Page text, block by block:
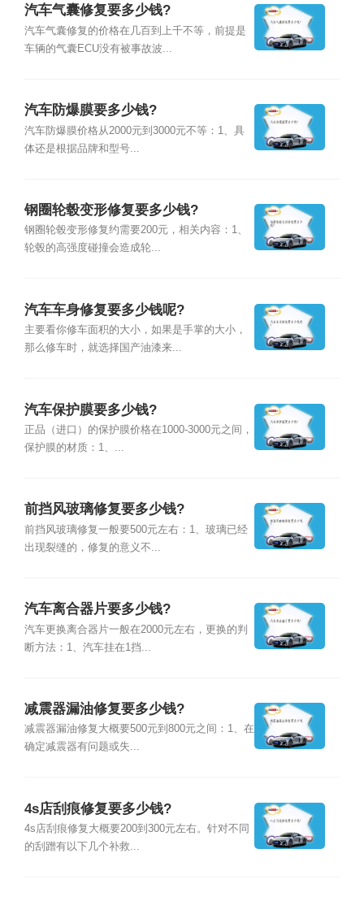
汽车气囊修复要多少钱?
汽车气囊修复的价格在几百到上千不等，前提是
车辆的气囊ECU没有被事故波...
汽车防爆膜要多少钱?
汽车防爆膜价格从2000元到3000元不等：1、具
体还是根据品牌和型号...
钢圈轮毂变形修复要多少钱?
钢圈轮毂变形修复约需要200元，相关内容：1、
轮毂的高强度碰撞会造成轮...
汽车车身修复要多少钱呢?
主要看你修车面积的大小，如果是手掌的大小，
那么修车时，就选择国产油漆来...
汽车保护膜要多少钱?
正品（进口）的保护膜价格在1000-3000元之间，
保护膜的材质：1、...
前挡风玻璃修复要多少钱?
前挡风玻璃修复一般要500元左右：1、玻璃已经
出现裂缝的，修复的意义不...
汽车离合器片要多少钱?
汽车更换离合器片一般在2000元左右，更换的判
断方法：1、汽车挂在1挡...
减震器漏油修复要多少钱?
减震器漏油修复大概要500元到800元之间：1、在
确定减震器有问题或失...
4s店刮痕修复要多少钱?
4s店刮痕修复大概要200到300元左右。针对不同
的刮蹭有以下几个补救...